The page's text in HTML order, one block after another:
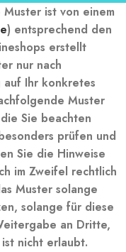
ist von einem
) entsprechend den
erstellt
nur nach
auf Ihr konkretes
Muster
Sie beachten
prüfen und
Sie die Hinweise
im Zweifel rechtlich
Muster solange
solange für diese
an Dritte,
ist nicht erlaubt.